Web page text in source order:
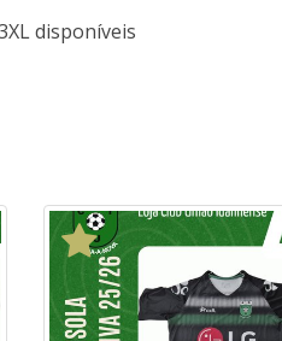
disponíveis